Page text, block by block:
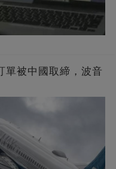
單被中國取締，波音